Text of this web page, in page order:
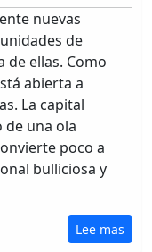
nuevas
de
de ellas. Como
abierta a
La capital
una ola
poco a
bulliciosa y
Lee mas